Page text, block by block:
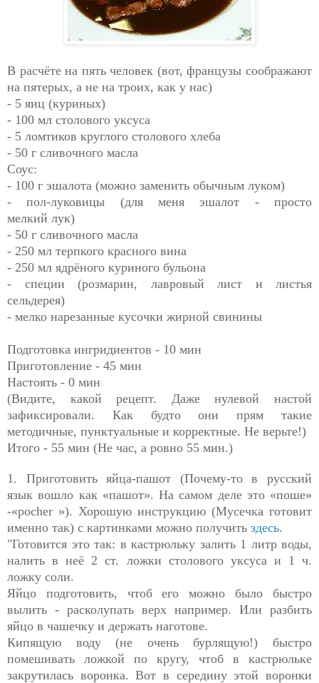
В расчёте на пять человек (вот, французы соображают
на пятерых, а не на троих, как у нас)
- 5 яиц (куриных)
- 100 мл столового уксуса
- 5 ломтиков круглого столового хлеба
- 50 г сливочного масла
Соус:
- 100 г эшалота (можно заменить обычным луком)
- пол-луковицы (для меня эшалот - просто
мелкий лук)
- 50 г сливочного масла
- 250 мл терпкого красного вина
- 250 мл ядрёного куриного бульона
- специи (розмарин, лавровый лист и листья
сельдерея)
- мелко нарезанные кусочки жирной свинины
Подготовка ингридиентов - 10 мин
Приготовление - 45 мин
Настоять - 0 мин
(Видите, какой рецепт. Даже нулевой настой
зафиксировали. Как будто они прям такие
методичные, пунктуальные и корректные. Не верьте!)
Итого - 55 мин (Не час, а ровно 55 мин.)
1. Приготовить яйца-пашот (Почему-то в русский
язык вошло как «пашот». На самом деле это «поше»
-«pocher »). Хорошую инструкцию (Мусечка готовит
именно так) с картинками можно получить здесь.
"Готовится это так: в кастрюльку залить 1 литр воды,
налить в неё 2 ст. ложки столового уксуса и 1 ч.
ложку соли.
Яйцо подготовить, чтоб его можно было быстро
вылить - расколупать верх например. Или разбить
яйцо в чашечку и держать наготове.
Кипящую воду (не очень бурлящую!) быстро
помешивать ложкой по кругу, чтоб в кастрюльке
закрутилась воронка. Вот в середину этой воронки